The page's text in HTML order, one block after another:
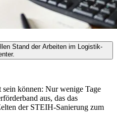
Stand der Arbeiten im Logistik-
können: Nur wenige Tage
aus, das das
der STEIH-Sanierung zum